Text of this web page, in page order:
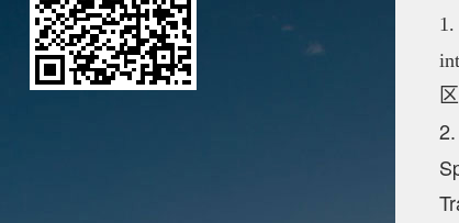
1.
2.